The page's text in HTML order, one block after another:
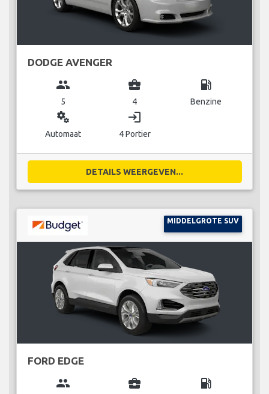
DODGE AVENGER
group
5
business_center
4
local_gas_station
Benzine
miscellaneous_services
Automaat
login
4 Portier
DETAILS WEERGEVEN...
MIDDELGROTE SUV
FORD EDGE
group business_center local_gas_station